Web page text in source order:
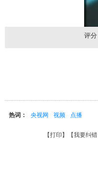
评分
热词： 央视网 视频 点播
【打印 】【我要纠错